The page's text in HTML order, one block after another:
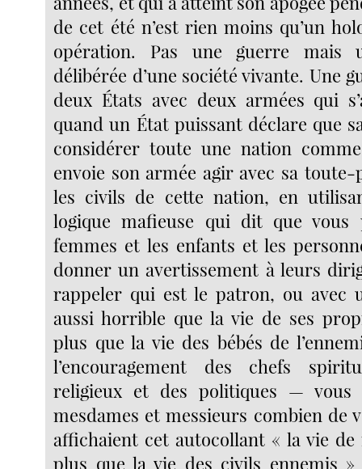
de cet été n’est rien moins qu’un
opération. Pas une guerre mais
délibérée d’une société vivante. Une
deux États avec deux armées qui
quand un État puissant déclare que
considérer toute une nation
envoie son armée agir avec sa
les civils de cette nation, en
logique mafieuse qui dit que vous
femmes et les enfants et les
donner un avertissement à leurs
rappeler qui est le patron, ou avec
aussi horrible que la vie de ses
plus que la vie des bébés de
l’encouragement des chefs
religieux et des politiques — vous
mesdames et messieurs combien de
affichaient cet autocollant « la vie de
plus que la vie des civils ennemis »